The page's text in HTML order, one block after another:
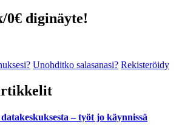
0€ diginäyte!
Unohditko salasanasi? Rekisteröidy
– työt jo käynnissä